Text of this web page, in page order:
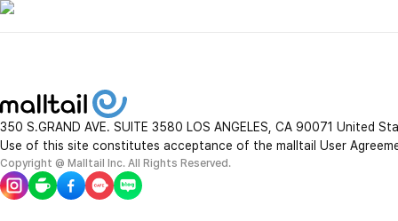
350 S.GRAND AVE. SUITE 3580 LOS ANGELES, CA 90071 United
Use of this site constitutes acceptance of the malltail User
Copyright @ Malltail Inc. All Rights Reserved.